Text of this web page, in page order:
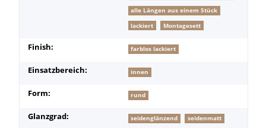
alle Längen aus einem Stück
lackiert
Montagesett
Finish: farblos lackiert
Einsatzbereich: innen
Form: rund
Glanzgrad: seidenglänzend seidenmatt